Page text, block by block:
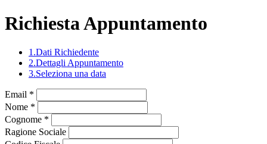
Richiesta Appuntamento
1.Dati Richiedente
2.Dettagli Appuntamento
3.Seleziona una data
Loading...
Email *
Nome *
Cognome *
Ragione Sociale